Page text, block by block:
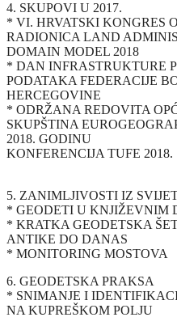
4. SKUPOVI U 2017.
* VI. HRVATSKI KONGRES
RADIONICA LAND
DOMAIN MODEL 2018
* DAN INFRASTRUKTURE
PODATAKA FEDERACIJE
HERCEGOVINE
* ODRŽANA REDOVITA
SKUPŠTINA
2018. GODINU
KONFERENCIJA TUFE 2018.
5. ZANIMLJIVOSTI IZ
* GEODETI U KNJIŽEVNIM
* KRATKA GEODETSKA
ANTIKE DO DANAS
* MONITORING MOSTOVA
6. GEODETSKA PRAKSA
* SNIMANJE I
NA KUPREŠKOM POLJU